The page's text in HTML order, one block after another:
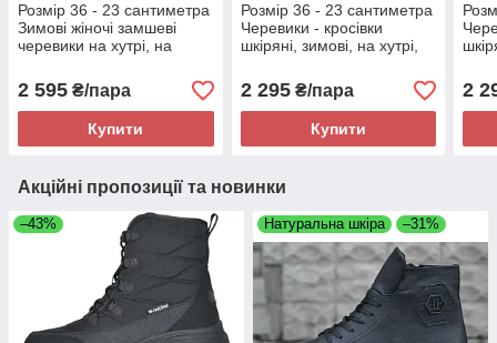
Розмір 36 - 23 сантиметра
Зимові жіночі замшеві
черевики на хутрі, на
Mermaid 74
2 595 ₴/пара
Купити
Розмір 36 - 23 сантиметра
Черевики - кросівки
шкіряні, зимові, на хутрі,
2 295₴/пара
Купити
2
Акційні пропозиції та новинки
–43% Натуральна шкіра –31%